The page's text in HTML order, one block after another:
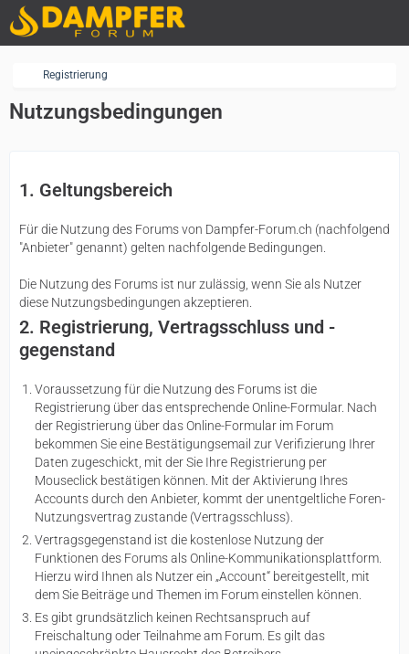
Registrierung
Nutzungsbedingungen
1. Geltungsbereich
Für die Nutzung des Forums von Dampfer-Forum.ch (nachfolgend
"Anbieter" genannt) gelten nachfolgende Bedingungen.
Die Nutzung des Forums ist nur zulässig, wenn Sie als Nutzer
diese Nutzungsbedingungen akzeptieren.
2. Registrierung, Vertragsschluss und -
gegenstand
Voraussetzung für die Nutzung des Forums ist die
Registrierung über das entsprechende Online-Formular. Nach
der Registrierung über das Online-Formular im Forum
bekommen Sie eine Bestätigungsemail zur Verifizierung Ihrer
Daten zugeschickt, mit der Sie Ihre Registrierung per
Mouseclick bestätigen können. Mit der Aktivierung Ihres
Accounts durch den Anbieter, kommt der unentgeltliche Foren-
Nutzungsvertrag zustande (Vertragsschluss).
Vertragsgegenstand ist die kostenlose Nutzung der
Funktionen des Forums als Online-Kommunikationsplattform.
Hierzu wird Ihnen als Nutzer ein „Account“ bereitgestellt, mit
dem Sie Beiträge und Themen im Forum einstellen können.
Es gibt grundsätzlich keinen Rechtsanspruch auf
Freischaltung oder Teilnahme am Forum. Es gilt das